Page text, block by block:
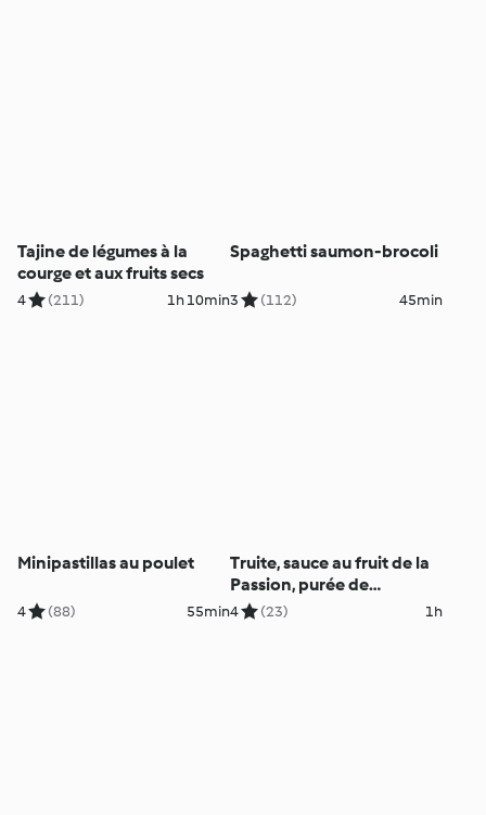
Tajine de légumes à la
courge et aux fruits secs
4 (211) 1h 10min
Spaghetti saumon-brocoli
3 (112) 45min
Minipastillas au poulet
4 (88) 55min
Truite, sauce au fruit de la
Passion, purée de
butternut et tombée
4 (23) 1h